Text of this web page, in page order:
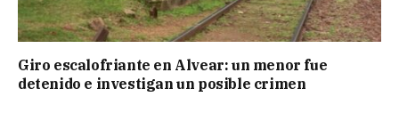
Giro escalofriante en Alvear: un menor fue
detenido e investigan un posible crimen